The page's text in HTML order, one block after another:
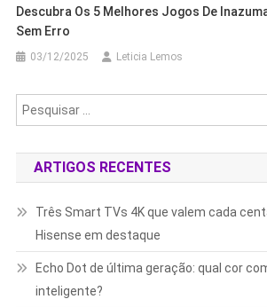
Descubra Os 5 Melhores Jogos De
Sem Erro
03/12/2025 Leticia Lemos
ARTIGOS RECENTES
Três Smart TVs 4K que valem cada
Hisense em destaque
Echo Dot de última geração: qual cor
inteligente?